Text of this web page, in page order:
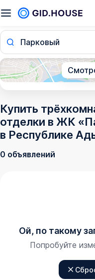
Парковый
Купить
отделки в ЖК
в Республике
0 объявлений
Ой, по такому
Попробуйте